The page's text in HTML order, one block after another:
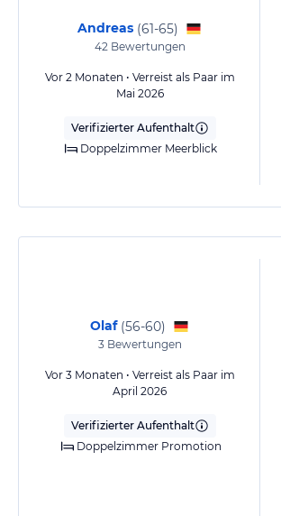
Andreas (61-65)
42Bewertungen
Vor 2 Monaten • Verreist als Paar im
Mai 2026
Verifizierter Aufenthalt
Doppelzimmer Meerblick
Olaf (56-60)
3Bewertungen
Vor 3 Monaten • Verreist als Paar im
April 2026
Verifizierter Aufenthalt
Doppelzimmer Promotion